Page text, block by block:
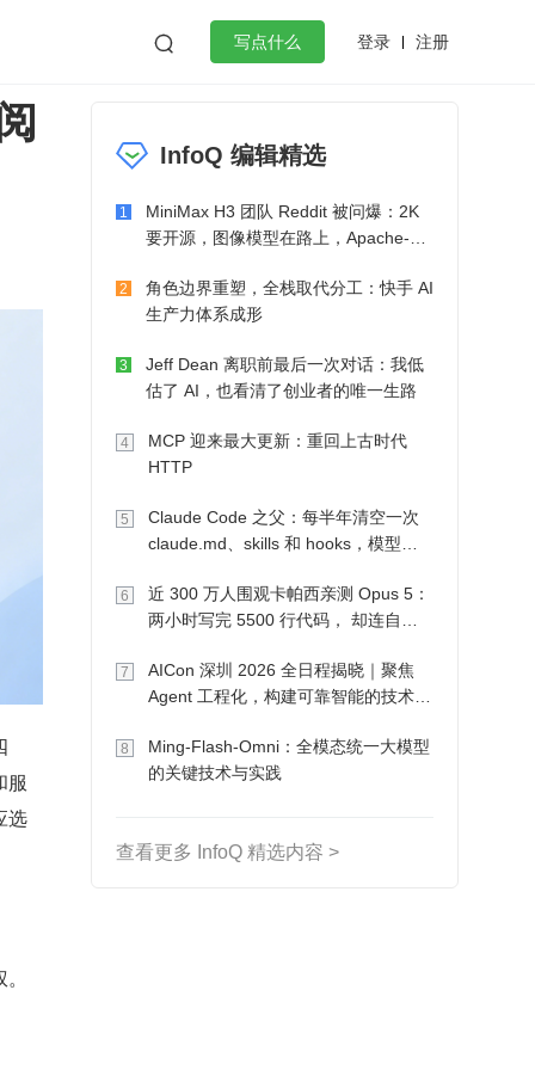
 写点什么 登录 注册
作
微服务架构 flutter
服
选
InfoQ 编辑精选
1
MiniMax H3 团队 Reddit 被问爆：2K
要开源，图像模型在路上，Apache-2.0
2
角色边界重塑，全栈取代分工：快手 AI
生产力体系成形
3
Jeff Dean 离职前最后一次对话：我低
估了 AI，也看清了创业者的唯一生路
4
MCP 迎来最大更新：重回上古时代
HTTP
5
Claude Code 之父：每半年清空一次
claude.md、skills 和 hooks，模型自
6
近 300 万人围观卡帕西亲测 Opus 5：
两小时写完 5500 行代码， 却连自己
7
AICon 深圳 2026 全日程揭晓｜聚焦
Agent 工程化，构建可靠智能的技术路
8
Ming-Flash-Omni：全模态统一大模型
的关键技术与实践
查看更多 InfoQ 精选内容 >